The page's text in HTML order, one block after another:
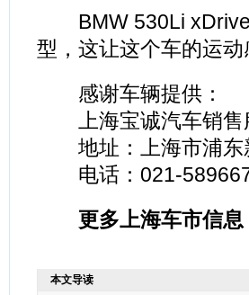
BMW 530Li xDrive
型，这让这个车的运动
感谢车辆提供：
上海宝诚汽车销售
地址：上海市浦东
电话：021-
更多上海车市信息
本文导读